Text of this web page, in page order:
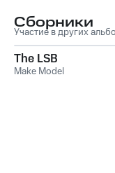
Сборники
Участие в других
The LSB
Make Model